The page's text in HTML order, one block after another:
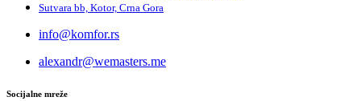
Sutvara bb, Kotor, Crna Gora
info@komfor.rs
alexandr@wemasters.me
Socijalne mreže